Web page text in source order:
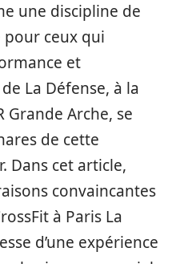
une discipline de
ceux qui
et
La Défense, à la
Grande Arche, se
de cette
Dans cet article,
convaincantes
à Paris La
d’une expérience